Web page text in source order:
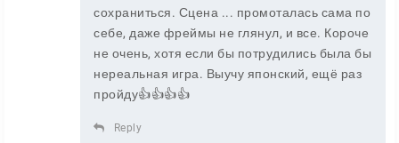
сохраниться. Сцена ... промоталась сама по
себе, даже фреймы не глянул, и все. Короче
не очень, хотя если бы потрудились была бы
нереальная игра. Выучу японский, ещё раз
пройду👍👍👍👍
Reply